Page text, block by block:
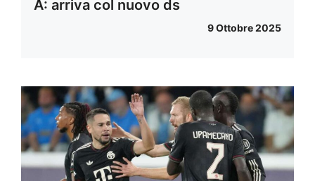
A: arriva col nuovo ds
9 Ottobre 2025